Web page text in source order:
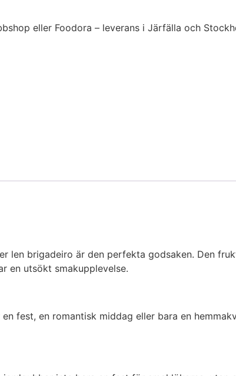
eller Foodora – leverans i Järfälla och
len brigadeiro är den perfekta godsaken. Den
en utsökt smakupplevelse.
fest, en romantisk middag eller bara en